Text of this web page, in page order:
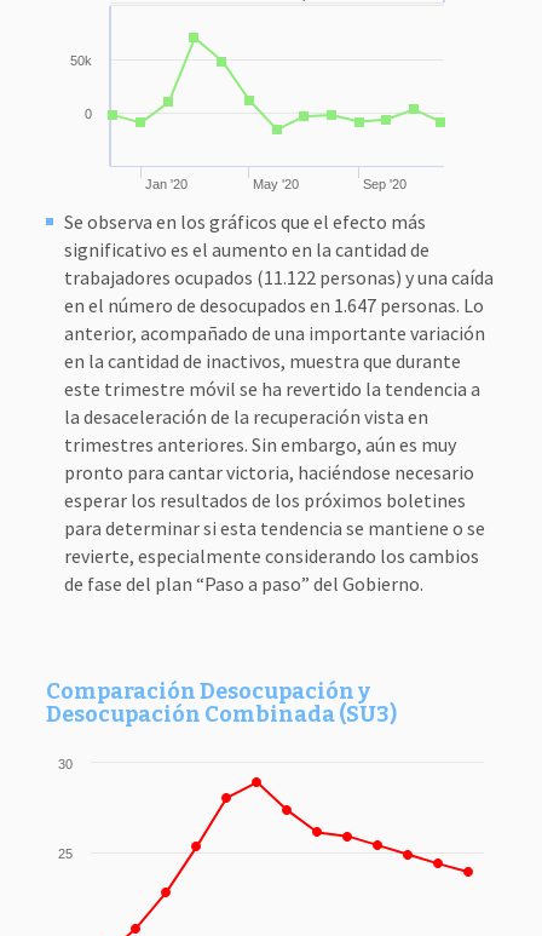
Jan '20 May '20 Sep '20
0
50k
Se observa en los gráficos que el efecto más
significativo es el aumento en la cantidad de
trabajadores ocupados (11.122 personas) y una caída
en el número de desocupados en 1.647 personas. Lo
anterior, acompañado de una importante variación
en la cantidad de inactivos, muestra que durante
este trimestre móvil se ha revertido la tendencia a
la desaceleración de la recuperación vista en
trimestres anteriores. Sin embargo, aún es muy
pronto para cantar victoria, haciéndose necesario
esperar los resultados de los próximos boletines
para determinar si esta tendencia se mantiene o se
revierte, especialmente considerando los cambios
de fase del plan “Paso a paso” del Gobierno.
Comparación Desocupación y
Desocupación Combinada (SU3)
25
30